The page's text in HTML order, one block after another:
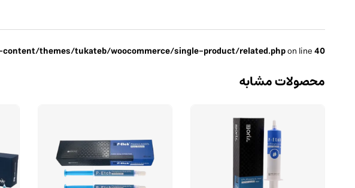
themes/tukateb/woocommerce/single-product/related.phpon line40
محصولات مشابه